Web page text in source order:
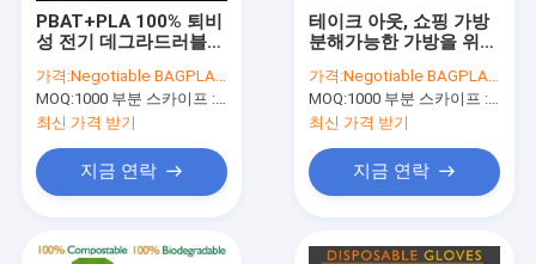
PBAT+PLA 100% 퇴비
성 전기 데그라드러블
들 작은 퇴비성 100% 옥
소의 생 분해성 플라스
틱 Ba
가격:Negotiable BAGPLASTICS@YAHOO.COM
MOQ:1000 부분 스카이프 : 마이데아르닐
최신 가격 받기
지금 연락
테이크 아웃, 쇼핑 가방
분해가능한 가방을 위한
해된 퇴비성 식료품 쇼
핑 가방 티셔츠 가방은
코르로부터 제조되었습
니다
가격:Negotiable BAGPLASTICS@YAHOO.COM
MOQ:1000 부분 스카이프 : 마이데아르닐
최신 가격 받기
지금 연락